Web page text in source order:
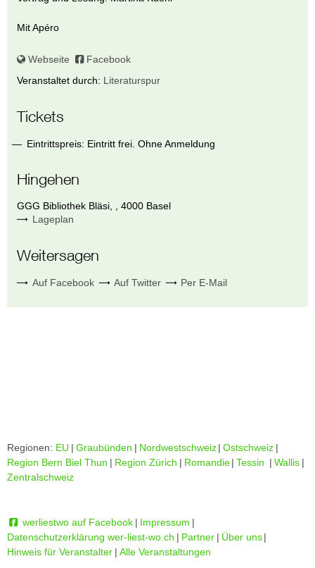
Mit Apéro
Webseite
Facebook
Veranstaltet durch: Literaturspur
Tickets
Eintrittspreis: Eintritt frei. Ohne Anmeldung
Hingehen
GGG Bibliothek Bläsi ,4000 Basel
Lageplan
Weitersagen
Auf Facebook Auf Twitter Per E-Mail
Regionen: EU | Graubünden | Nordwestschweiz | Ostschweiz |
Region Bern Biel Thun | Region Zürich | Romandie | Tessin | Wallis |
Zentralschweiz
werliestwo auf Facebook | Impressum |
Datenschutzerklärung wer-liest-wo.ch | Partner | Über uns |
Hinweis für Veranstalter | Alle Veranstaltungen